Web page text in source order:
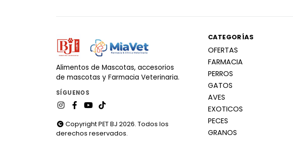
Alimentos de Mascotas, accesorios
de mascotas y Farmacia Veterinaria.
SÍGUENOS
Copyright PET BJ 2026. Todos los
derechos reservados.
CATEGORÍAS
OFERTAS
FARMACIA
PERROS
GATOS
AVES
EXOTICOS
PECES
GRANOS